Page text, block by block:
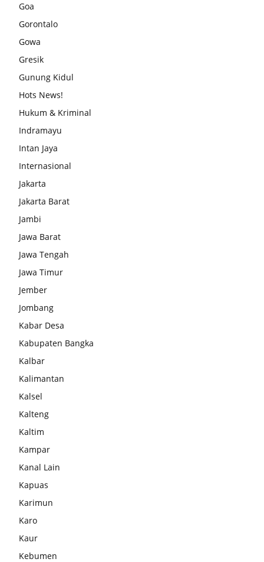
Goa
Gorontalo
Gowa
Gresik
Gunung Kidul
Hots News!
Hukum & Kriminal
Indramayu
Intan Jaya
Internasional
Jakarta
Jakarta Barat
Jambi
Jawa Barat
Jawa Tengah
Jawa Timur
Jember
Jombang
Kabar Desa
Kabupaten Bangka
Kalbar
Kalimantan
Kalsel
Kalteng
Kaltim
Kampar
Kanal Lain
Kapuas
Karimun
Karo
Kaur
Kebumen